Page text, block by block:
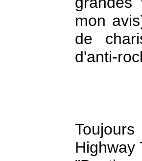
mon
de
Highway